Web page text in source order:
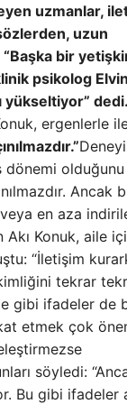
uzmanlar,
uzun
“Başka bir
psikolog Elvin
yükseltiyor” dedi.
ergenlerle
dönemi olduğunu
Ancak
en aza
Konuk, aile
“İletişim
tekrar
gibi ifadeler de
etmek çok
söyledi:
Bu gibi ifadeler